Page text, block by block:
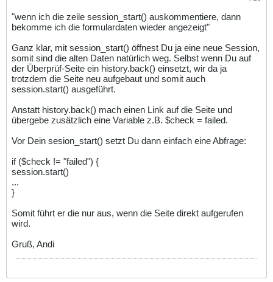
"wenn ich die zeile session_start() auskommentiere, dann
bekomme ich die formulardaten wieder angezeigt"
Ganz klar, mit session_start() öffnest Du ja eine neue Session,
somit sind die alten Daten natürlich weg. Selbst wenn Du auf
der Überprüf-Seite ein history.back() einsetzt, wir da ja
trotzdem die Seite neu aufgebaut und somit auch
session.start() ausgeführt.
Anstatt history.back() mach einen Link auf die Seite und
übergebe zusätzlich eine Variable z.B. $check = failed.
Vor Dein sesion_start() setzt Du dann einfach eine Abfrage:
if ($check != "failed") {
session.start()
...
}
Somit führt er die nur aus, wenn die Seite direkt aufgerufen
wird.
Gruß, Andi